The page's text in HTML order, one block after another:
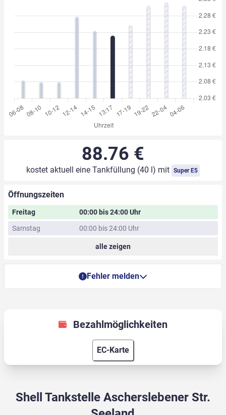
88.76 €
kostet aktuell eine Tankfüllung (40 l) mit Super E5
Öffnungszeiten
Freitag
00:00 bis 24:00 Uhr
Samstag
00:00 bis 24:00 Uhr
alle zeigen
Fehler melden
Bezahlmöglichkeiten
EC-Karte
Shell Tankstelle Ascherslebener Str.